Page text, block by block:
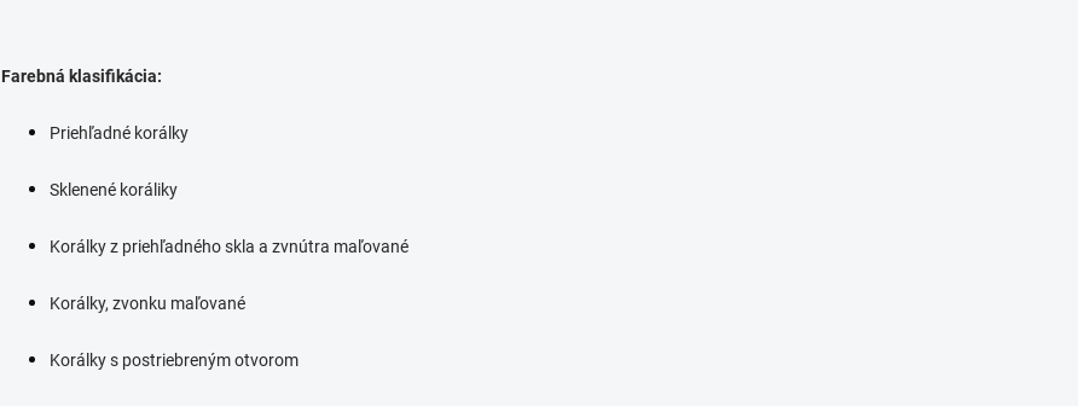
Farebná klasifikácia:
Priehľadné korálky
Sklenené koráliky
Korálky z priehľadného skla a zvnútra maľované
Korálky, zvonku maľované
Korálky s postriebreným otvorom